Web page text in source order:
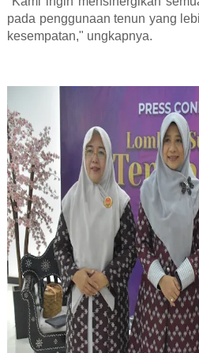
pada penggunaan tenun yang
kesempatan," ungkapnya.